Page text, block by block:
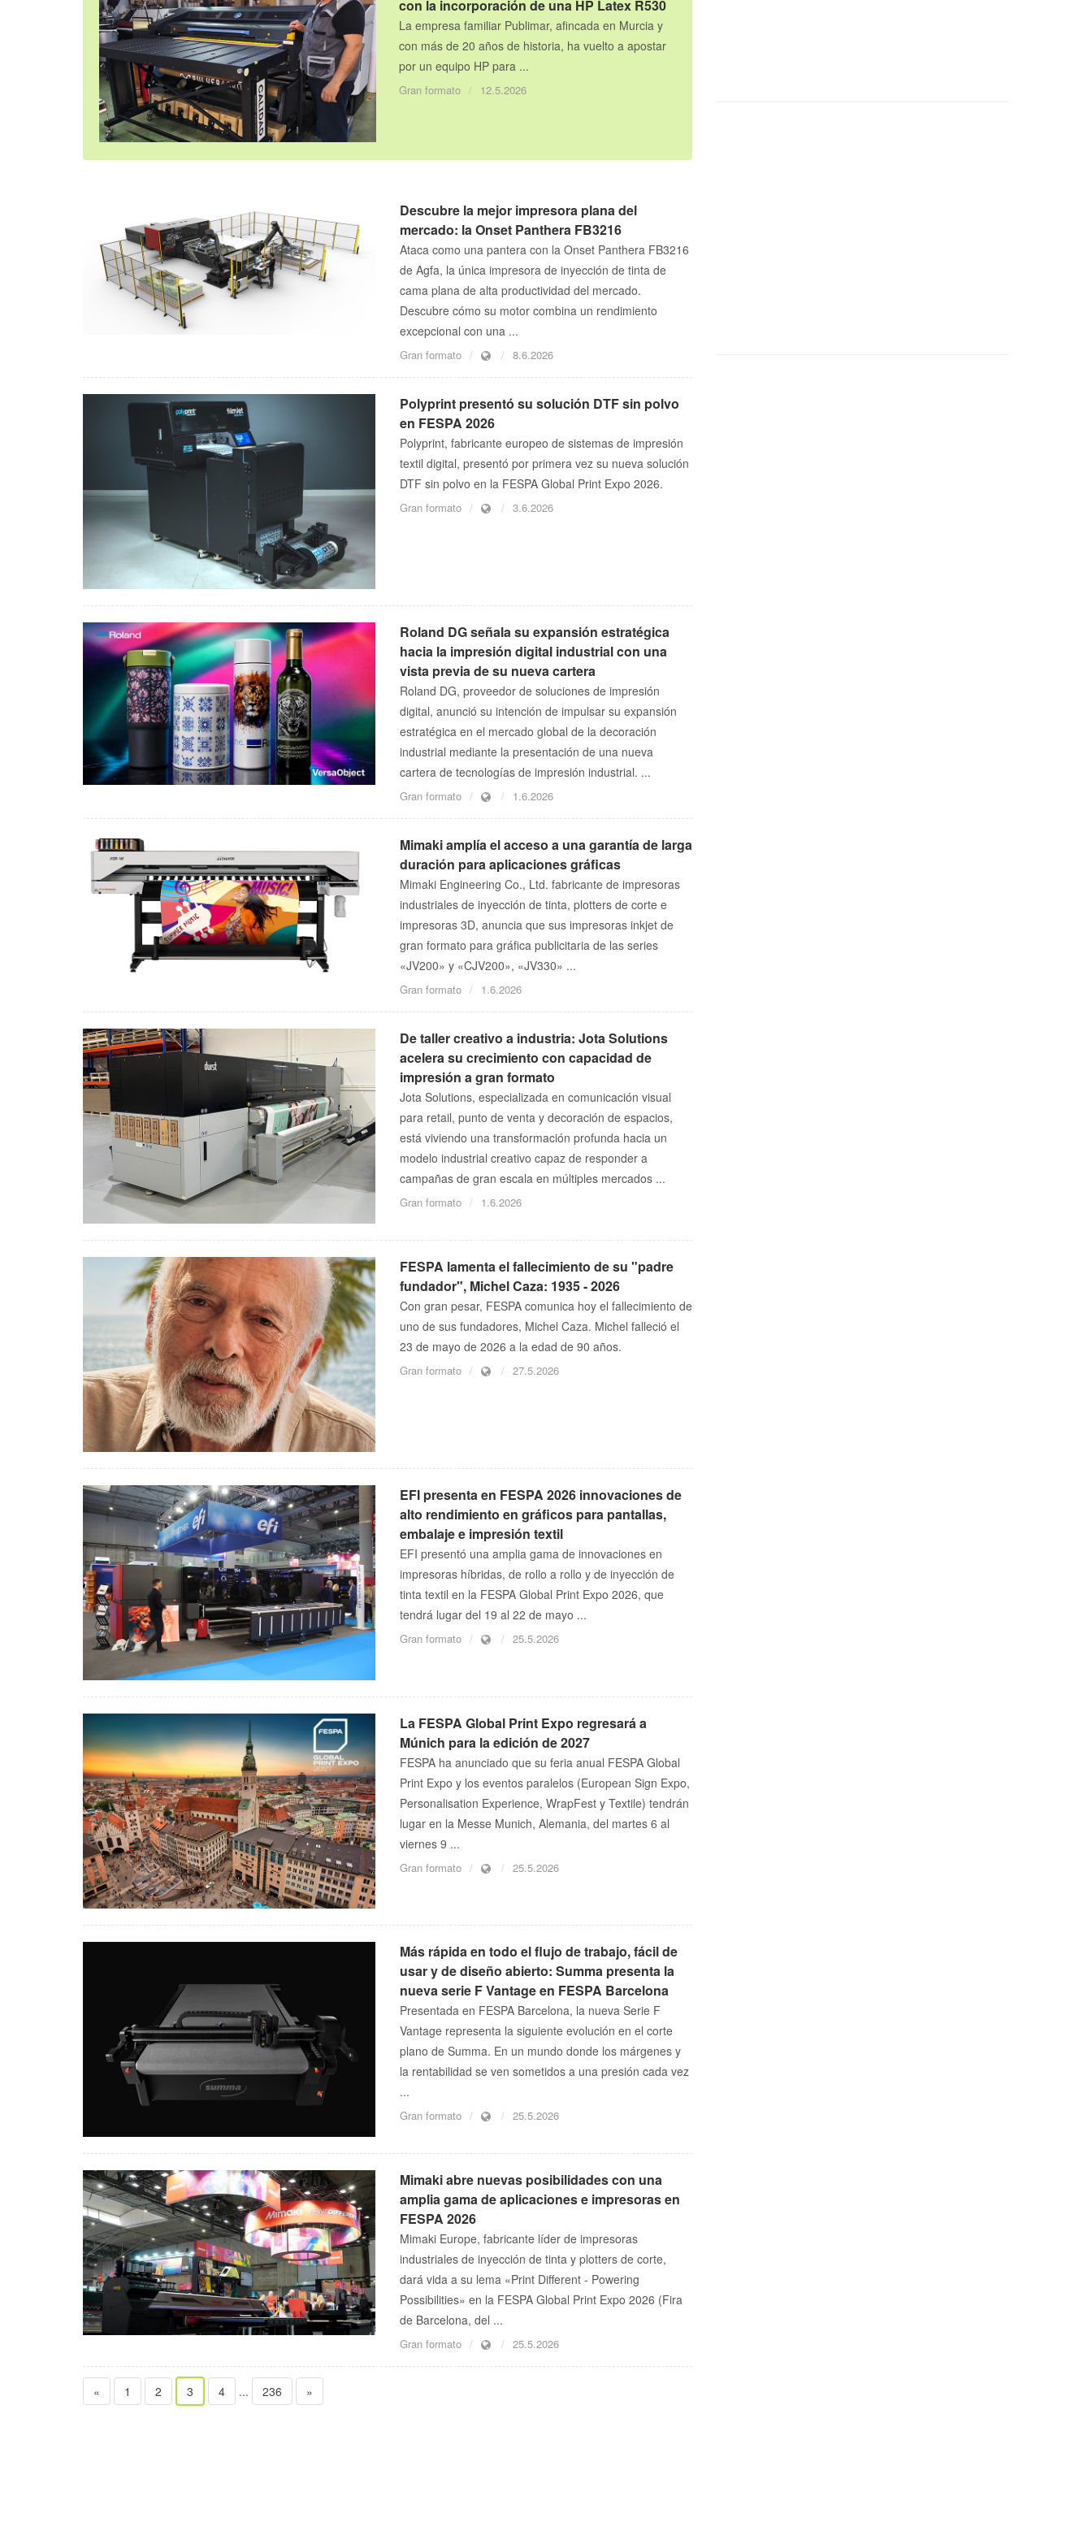
con la incorporación de una HP Latex R530
La empresa familiar Publimar, afincada en Murcia y
con más de 20 años de historia, ha vuelto a apostar
por un equipo HP para ...
Gran formato 12.5.2026
Descubre la mejor impresora plana del
mercado: la Onset Panthera FB3216
Ataca como una pantera con la Onset Panthera FB3216
de Agfa, la única impresora de inyección de tinta de
cama plana de alta productividad del mercado.
Descubre cómo su motor combina un rendimiento
excepcional con una ...
Gran formato 8.6.2026
Polyprint presentó su solución DTF sin polvo
en FESPA 2026
Polyprint, fabricante europeo de sistemas de impresión
textil digital, presentó por primera vez su nueva solución
DTF sin polvo en la FESPA Global Print Expo 2026.
Gran formato 3.6.2026
Roland DG señala su expansión estratégica
hacia la impresión digital industrial con una
vista previa de su nueva cartera
Roland DG, proveedor de soluciones de impresión
digital, anunció su intención de impulsar su expansión
estratégica en el mercado global de la decoración
industrial mediante la presentación de una nueva
cartera de tecnologías de impresión industrial. ...
Gran formato 1.6.2026
Mimaki amplía el acceso a una garantía de larga
duración para aplicaciones gráficas
Mimaki Engineering Co., Ltd. fabricante de impresoras
industriales de inyección de tinta, plotters de corte e
impresoras 3D, anuncia que sus impresoras inkjet de
gran formato para gráfica publicitaria de las series
«JV200» y «CJV200», «JV330» ...
Gran formato 1.6.2026
De taller creativo a industria: Jota Solutions
acelera su crecimiento con capacidad de
impresión a gran formato
Jota Solutions, especializada en comunicación visual
para retail, punto de venta y decoración de espacios,
está viviendo una transformación profunda hacia un
modelo industrial creativo capaz de responder a
campañas de gran escala en múltiples mercados ...
Gran formato 1.6.2026
FESPA lamenta el fallecimiento de su "padre
fundador", Michel Caza: 1935 - 2026
Con gran pesar, FESPA comunica hoy el fallecimiento de
uno de sus fundadores, Michel Caza. Michel falleció el
23 de mayo de 2026 a la edad de 90 años.
Gran formato 27.5.2026
EFI presenta en FESPA 2026 innovaciones de
alto rendimiento en gráficos para pantallas,
embalaje e impresión textil
EFI presentó una amplia gama de innovaciones en
impresoras híbridas, de rollo a rollo y de inyección de
tinta textil en la FESPA Global Print Expo 2026, que
tendrá lugar del 19 al 22 de mayo ...
Gran formato 25.5.2026
La FESPA Global Print Expo regresará a
Múnich para la edición de 2027
FESPA ha anunciado que su feria anual FESPA Global
Print Expo y los eventos paralelos (European Sign Expo,
Personalisation Experience, WrapFest y Textile) tendrán
lugar en la Messe Munich, Alemania, del martes 6 al
viernes 9 ...
Gran formato 25.5.2026
Más rápida en todo el flujo de trabajo, fácil de
usar y de diseño abierto: Summa presenta la
nueva serie F Vantage en FESPA Barcelona
Presentada en FESPA Barcelona, la nueva Serie F
Vantage representa la siguiente evolución en el corte
plano de Summa. En un mundo donde los márgenes y
la rentabilidad se ven sometidos a una presión cada vez
...
Gran formato 25.5.2026
Mimaki abre nuevas posibilidades con una
amplia gama de aplicaciones e impresoras en
FESPA 2026
Mimaki Europe, fabricante líder de impresoras
industriales de inyección de tinta y plotters de corte,
dará vida a su lema «Print Different - Powering
Possibilities» en la FESPA Global Print Expo 2026 (Fira
de Barcelona, del ...
Gran formato 25.5.2026
« 1 2 3 4 ... 236 »